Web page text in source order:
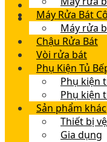
Máy Rửa Bát
Máy rửa
Chậu Rửa Bát
Vòi rửa bát
Phụ Kiện Tủ
Phụ kiện
Phụ kiện
Sản phẩm khác
Thiết bị
Gia dụng